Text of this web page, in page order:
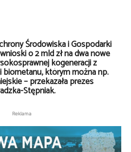
Środowiska i Gospodarki
o 2 mld zł na dwa nowe
kogeneracji z
biometanu, którym można np.
– przekazała prezes
Stępniak.
Reklama